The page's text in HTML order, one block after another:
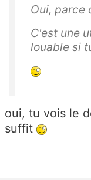
Oui, parce
C'est une
louable si
oui, tu vois le
suffit